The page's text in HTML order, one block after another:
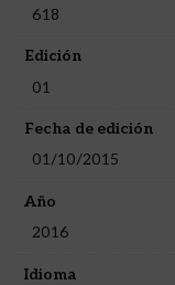
618
Edición
01
Fecha de edición
01/10/2015
Año
2016
Idioma